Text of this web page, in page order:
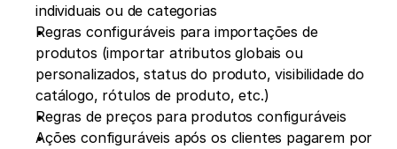
individuais ou de categorias
Regras configuráveis para importações de
produtos (importar atributos globais ou
personalizados, status do produto, visibilidade do
catálogo, rótulos de produto, etc.)
Regras de preços para produtos configuráveis
Ações configuráveis após os clientes pagarem por